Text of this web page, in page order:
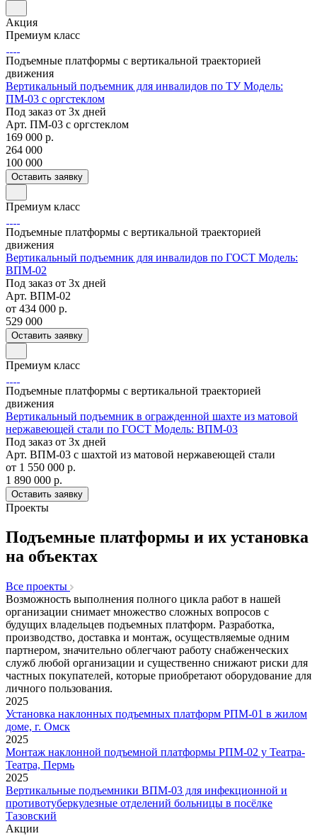
Акция
Премиум класс
Подъемные платформы с вертикальной траекторией
движения
Вертикальный подъемник для инвалидов по ТУ Модель:
ПМ-03 с оргстеклом
Под заказ от 3х дней
Арт. ПМ-03 с оргстеклом
169 000 р.
264 000
100 000
Оставить заявку
Премиум класс
Подъемные платформы с вертикальной траекторией
движения
Вертикальный подъемник для инвалидов по ГОСТ Модель:
ВПМ-02
Под заказ от 3х дней
Арт. ВПМ-02
от 434 000 р.
529 000
Оставить заявку
Премиум класс
Подъемные платформы с вертикальной траекторией
движения
Вертикальный подъемник в огражденной шахте из матовой
нержавеющей стали по ГОСТ Модель: ВПМ-03
Под заказ от 3х дней
Арт. ВПМ-03 с шахтой из матовой нержавеющей стали
от 1 550 000 р.
1 890 000 р.
Оставить заявку
Проекты
Подъемные платформы и их установка
на объектах
Все проекты
Возможность выполнения полного цикла работ в нашей
организации снимает множество сложных вопросов с
будущих владельцев подъемных платформ. Разработка,
производство, доставка и монтаж, осуществляемые одним
партнером, значительно облегчают работу снабженческих
служб любой организации и существенно снижают риски для
частных покупателей, которые приобретают оборудование для
личного пользования.
2025
Установка наклонных подъемных платформ РПМ-01 в жилом
доме, г. Омск
2025
Монтаж наклонной подъемной платформы РПМ-02 у Театра-
Театра, Пермь
2025
Вертикальные подъемники ВПМ-03 для инфекционной и
противотуберкулезные отделений больницы в посёлке
Тазовский
Акции